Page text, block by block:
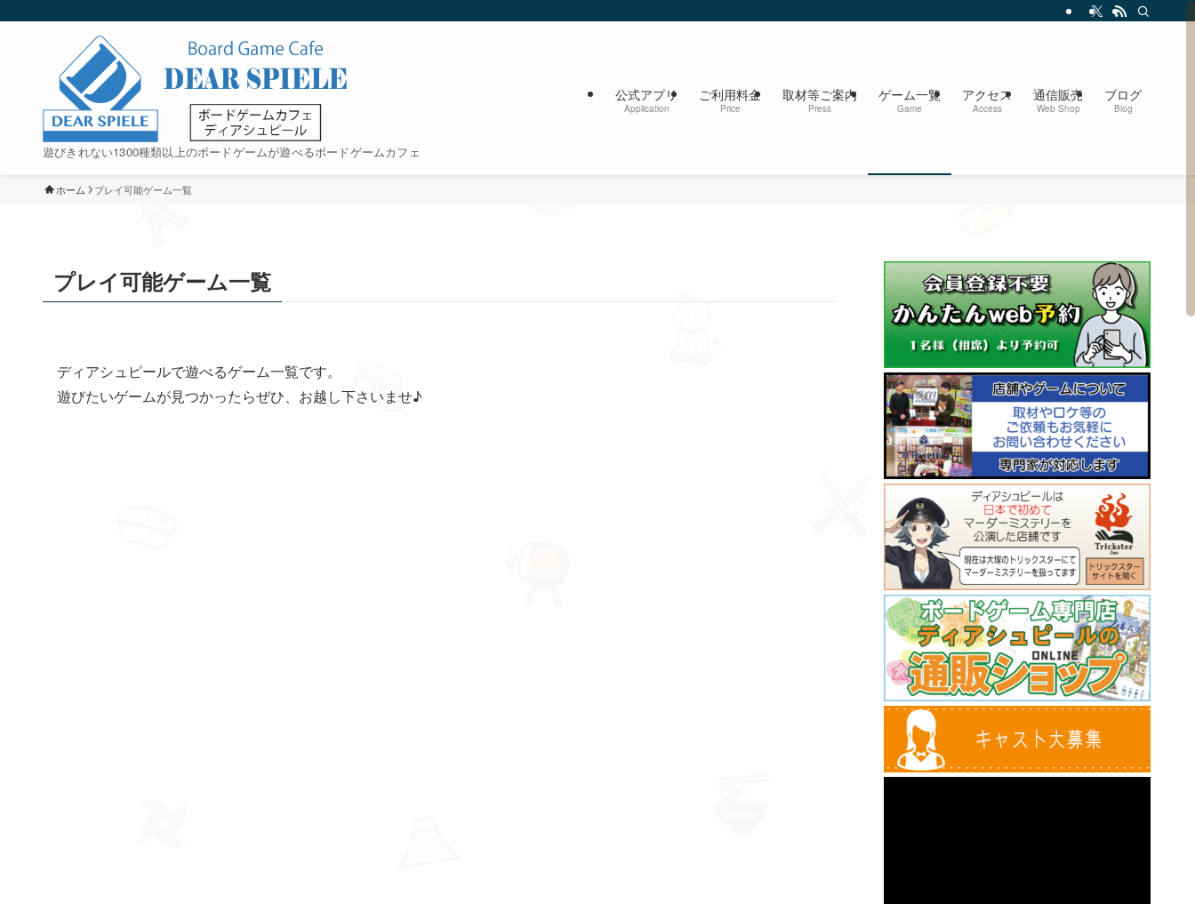
遊びきれない1300種類以上のボードゲームが遊べるボードゲームカフェ
公式アプリ
Application
ご利用料金
Price
取材等ご案内
Press
ゲーム一覧
Game
アクセス
Access
通信販売
Web Shop
ブログ
Blog
ホーム プレイ可能ゲーム一覧
プレイ可能ゲーム一覧
ディアシュピールで遊べるゲーム一覧です。
遊びたいゲームが見つかったらぜひ、お越し下さいませ♪